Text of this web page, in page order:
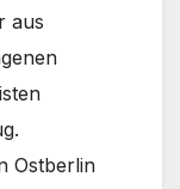
aus
Ostberlin